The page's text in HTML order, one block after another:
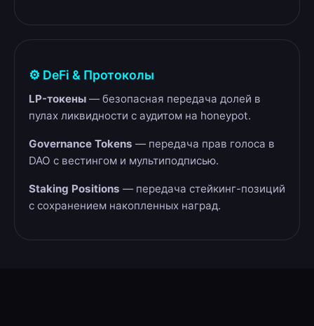
⚙️ DeFi & Протоколы
LP-токены — безопасная передача долей в
пулах ликвидности с аудитом на honeypot.
Governance Tokens — передача прав голоса в
DAO с вестингом и мультиподписью.
Staking Positions — передача стейкинг-позиций
с сохранением накопленных наград.